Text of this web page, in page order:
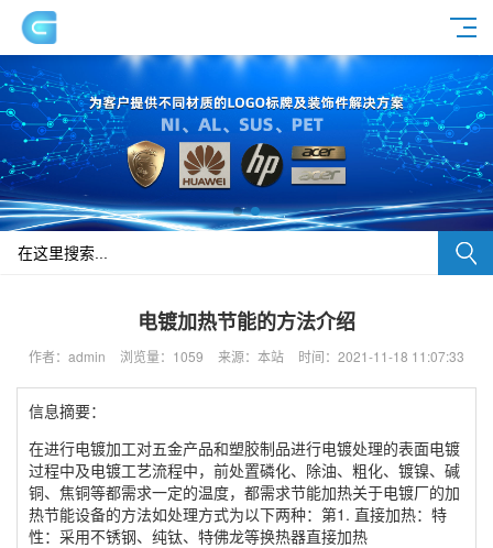
电镀加热节能的方法介绍
作者：admin 浏览量：1059 来源：本站 时间：2021-11-18 11:07:33
信息摘要：
在进行电镀加工对五金产品和塑胶制品进行电镀处理的表面电镀
过程中及电镀工艺流程中，前处置磷化、除油、粗化、镀镍、碱
铜、焦铜等都需求一定的温度，都需求节能加热关于电镀厂的加
热节能设备的方法如处理方式为以下两种：第1. 直接加热：特
性：采用不锈钢、纯钛、特佛龙等换热器直接加热